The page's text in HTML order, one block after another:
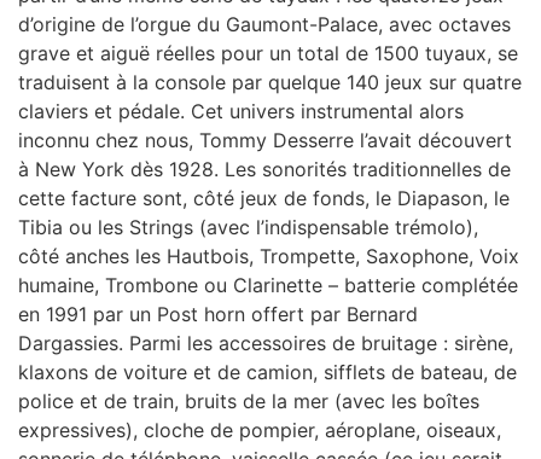
d’origine de l’orgue du Gaumont-Palace, avec octaves
grave et aiguë réelles pour un total de 1500 tuyaux, se
traduisent à la console par quelque 140 jeux sur quatre
claviers et pédale. Cet univers instrumental alors
inconnu chez nous, Tommy Desserre l’avait découvert
à New York dès 1928. Les sonorités traditionnelles de
cette facture sont, côté jeux de fonds, le Diapason, le
Tibia ou les Strings (avec l’indispensable trémolo),
côté anches les Hautbois, Trompette, Saxophone, Voix
humaine, Trombone ou Clarinette – batterie complétée
en 1991 par un Post horn offert par Bernard
Dargassies. Parmi les accessoires de bruitage : sirène,
klaxons de voiture et de camion, sifflets de bateau, de
police et de train, bruits de la mer (avec les boîtes
expressives), cloche de pompier, aéroplane, oiseaux,